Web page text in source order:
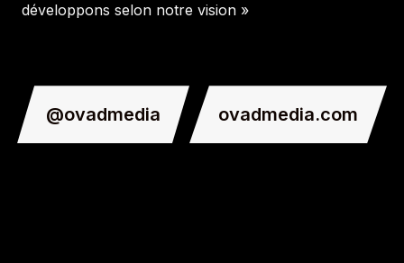
développons selon notre vision »
@ovadmedia ovadmedia.com